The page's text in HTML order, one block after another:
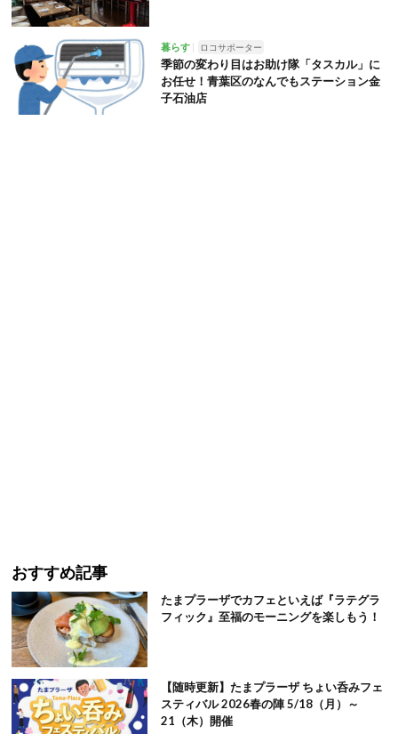
暮らす ロコサポーター
季節の変わり目はお助け隊「タスカル」に
お任せ！青葉区のなんでもステーション金
子石油店
おすすめ記事
たまプラーザでカフェといえば『ラテグラ
フィック』至福のモーニングを楽しもう！
【随時更新】たまプラーザ ちょい呑みフェ
スティバル 2026春の陣 5/18（月）～
21（木）開催